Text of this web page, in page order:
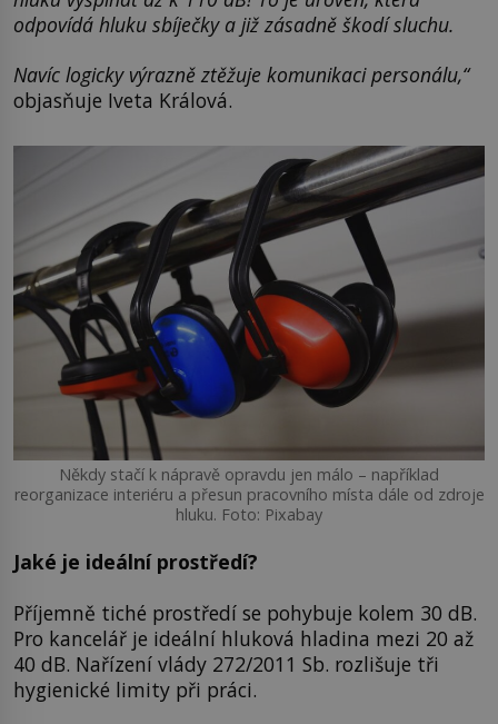
odpovídá hluku sbíječky a již zásadně škodí sluchu.
Navíc logicky výrazně ztěžuje komunikaci personálu,“
objasňuje Iveta Králová.
Někdy stačí k nápravě opravdu jen málo – například
reorganizace interiéru a přesun pracovního místa dále od zdroje
hluku. Foto: Pixabay
Jaké je ideální prostředí?
Příjemně tiché prostředí se pohybuje kolem 30 dB.
Pro kancelář je ideální hluková hladina mezi 20 až
40 dB. Nařízení vlády 272/2011 Sb. rozlišuje tři
hygienické limity při práci.